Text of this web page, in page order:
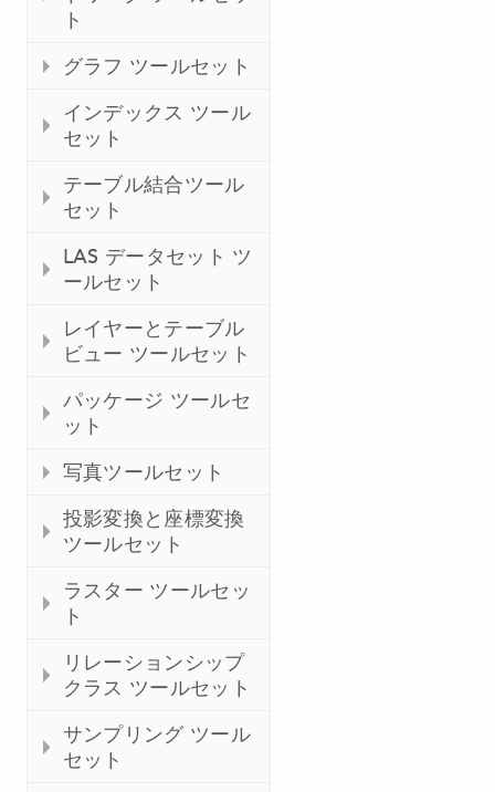
ト
グラフ ツールセット
インデックス ツール
セット
テーブル結合ツール
セット
LAS データセット ツ
ールセット
レイヤーとテーブル
ビュー ツールセット
パッケージ ツールセ
ット
写真ツールセット
投影変換と座標変換
ツールセット
ラスター ツールセッ
ト
リレーションシップ
クラス ツールセット
サンプリング ツール
セット